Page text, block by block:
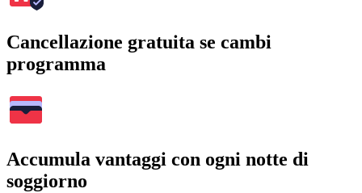
Cancellazione gratuita se cambi
programma
Accumula vantaggi con ogni notte di
soggiorno